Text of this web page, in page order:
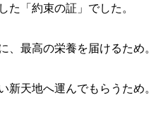
た「約束の証」でした。
、最高の栄養を届けるため。
新天地へ運んでもらうため。